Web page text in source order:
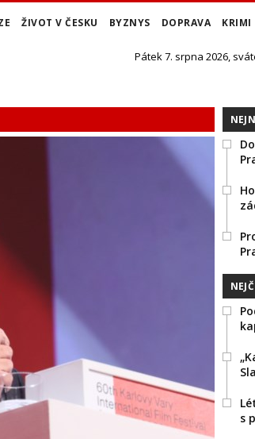
ŽIVOT V ČESKU BYZNYS DOPRAVA KRIMI
Pátek 7. srpna 2026,
s